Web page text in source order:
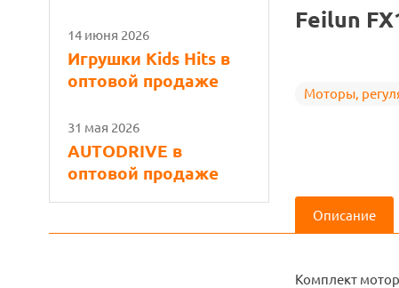
14 июня 2026
Игрушки Kids Hits в
оптовой продаже
31 мая 2026
AUTODRIVE в
оптовой продаже
Feilun
Моторы,
Описание
Комплект